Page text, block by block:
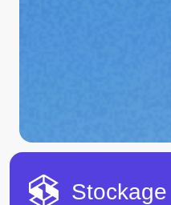
Stockage